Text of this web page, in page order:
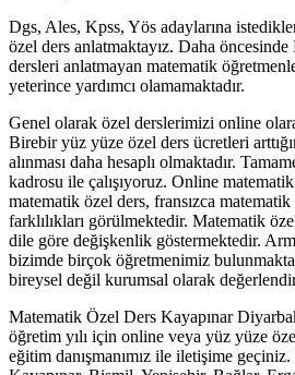
Dgs, Ales, Kpss, Yös adaylarına
özel ders anlatmaktayız. Daha
dersleri anlatmayan matematik
yeterince yardımcı olamamaktadır.
Genel olarak özel derslerimizi online
Birebir yüz yüze özel ders ücretleri
alınması daha hesaplı olmaktadır.
kadrosu ile çalışıyoruz. Online
matematik özel ders, fransızca
farklılıkları görülmektedir. Matematik
dile göre değişkenlik göstermektedir.
bizimde birçok öğretmenimiz
bireysel değil kurumsal olarak
Matematik Özel Ders Kayapınar
öğretim yılı için online veya yüz yüze
eğitim danışmanımız ile iletişime